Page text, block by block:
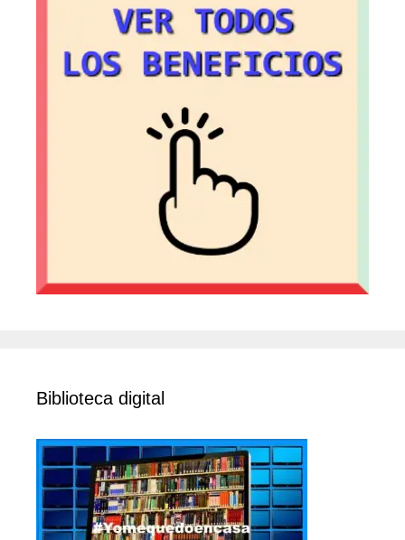
Biblioteca digital